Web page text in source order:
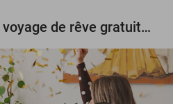
Tentez de gagner un voyage de rêve gratuit d'une valeur de 3.000 € !